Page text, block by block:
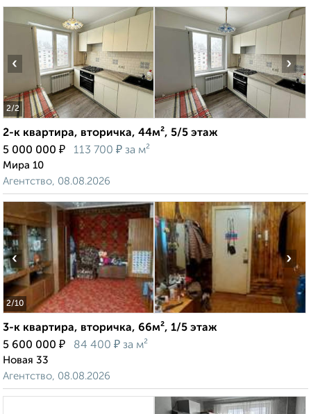
2/2
‹ ›
2-к квартира, вторичка, 44м², 5/5 этаж
5 000 000 ₽ 113 700 ₽ за м²
Мира 10
Агентство, 08.08.2026
2/10
‹ ›
3-к квартира, вторичка, 66м², 1/5 этаж
5 600 000 ₽ 84 400 ₽ за м²
Новая 33
Агентство, 08.08.2026